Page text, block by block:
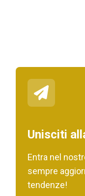
Unisciti
Entra nel
sempre
tendenze!